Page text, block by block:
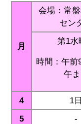
月
会場：常
セン
第1水
時間：午前
午
4 1日
5
-